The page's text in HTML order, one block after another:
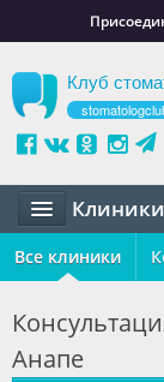
Клуб
Клиники
Статьи
Обучение
Все клиники
Анапе